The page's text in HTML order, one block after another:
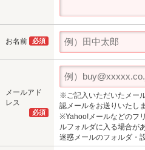
お名前 必須
メールアド
レス
必須
※ご記入いただいたメー
認メールをお送りいたしま
※Yahoo!メールなどのフ
ルフォルダに入る場合が
迷惑メールのフォルダ・